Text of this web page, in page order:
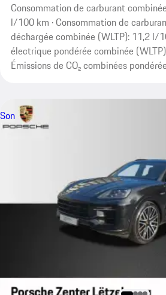
Consommation de carburant
l/100 km · Consommation de
déchargée combinée (WLTP): 11,2 l/
électrique pondérée combinée
Émissions de CO₂ combinées
Son